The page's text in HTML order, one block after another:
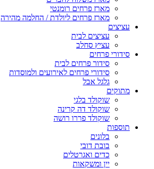
מארז פרחים רומנטי
מארז פרחים ליולדת / החלמה מהירה
עציצים
עציצים לבית
עציץ סחלב
סידורי פרחים
סידור פרחים לבית
סידורי פרחים לאירועים ולמוסדות
גלגל אבל
מתוקים
שוקולד בלגי
שוקולד דה קרינה
שוקולד פררו רושה
תוספות
בלונים
בובת דובי
כדים ואגרטלים
יין ומשקאות